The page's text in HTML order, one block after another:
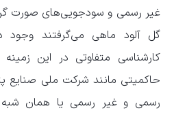
غیر رسمی و سودجویی‌های صورت
گل آلود ماهی می‌گرفتند وجود
کارشناسی متفاوتی در این
حاکمیتی مانند شرکت ملی صنایع
رسمی و غیر رسمی یا همان شبه